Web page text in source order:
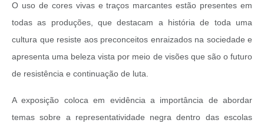
O uso de cores vivas e traços marcantes estão presentes em
todas as produções, que destacam a história de toda uma
cultura que resiste aos preconceitos enraizados na sociedade e
apresenta uma beleza vista por meio de visões que são o futuro
de resistência e continuação de luta.
A exposição coloca em evidência a importância de abordar
temas sobre a representatividade negra dentro das escolas